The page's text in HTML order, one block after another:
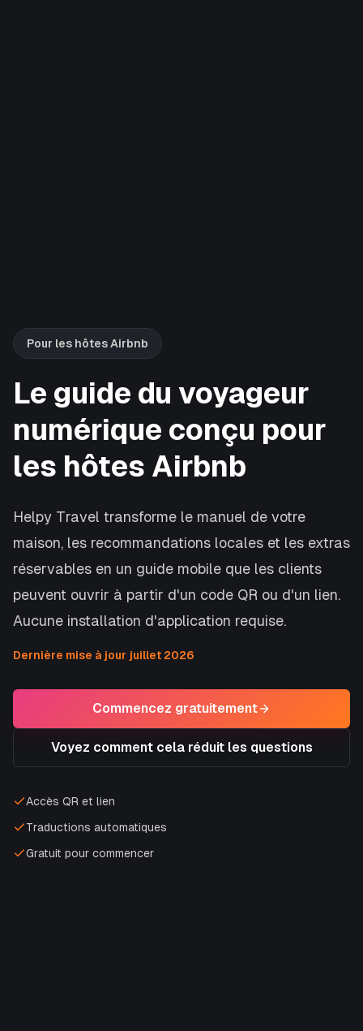
Pour les hôtes Airbnb
Le guide du voyageur
numérique conçu pour
les hôtes Airbnb
Helpy Travel transforme le manuel de votre
maison, les recommandations locales et les extras
réservables en un guide mobile que les clients
peuvent ouvrir à partir d'un code QR ou d'un lien.
Aucune installation d'application requise.
Dernière mise à jour juillet 2026
Commencez gratuitement
Voyez comment cela réduit les questions
Accès QR et lien
Traductions automatiques
Gratuit pour commencer